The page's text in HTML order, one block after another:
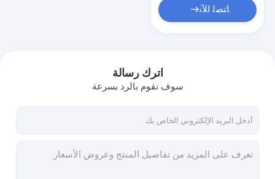
ﺎﺘﺼﻟ ﺍﻶﻧ
اترك رسالة
سوف نقوم بالرد بسرعة